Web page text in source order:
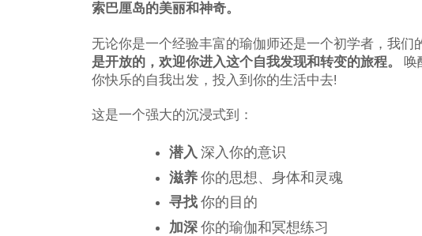
索巴厘岛的美丽和神奇。
无论你是一个经验丰富的瑜伽师还是一个初学者，我们
是开放的，欢迎你进入这个自我发现和转变的旅程。
唤
你快乐的自我出发，投入到你的生活中去!
这是一个强大的沉浸式到：
潜入 深入你的意识
滋养你的思想、身体和灵魂
寻找你的目的
加深你的瑜伽和冥想练习